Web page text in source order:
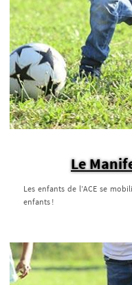
Le
Les enfants de l’ACE se
enfants !